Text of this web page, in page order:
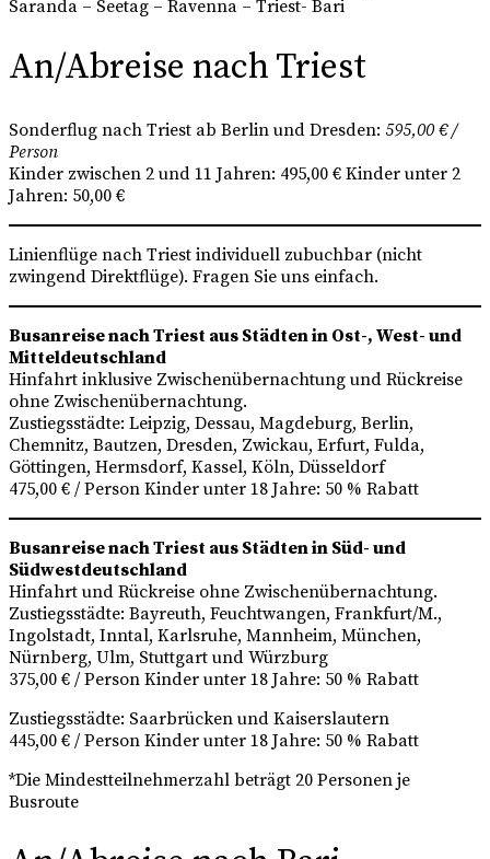
Saranda – Seetag – Ravenna – Triest- Bari
An/Abreise nach Triest
Sonderflug nach Triest ab Berlin und Dresden: 595,00 € /
Person
Kinder zwischen 2 und 11 Jahren: 495,00 € Kinder unter 2
Jahren: 50,00 €
Linienflüge nach Triest individuell zubuchbar (nicht
zwingend Direktflüge). Fragen Sie uns einfach.
Busanreise nach Triest aus Städten in Ost-, West- und
Mitteldeutschland
Hinfahrt inklusive Zwischenübernachtung und Rückreise
ohne Zwischenübernachtung.
Zustiegsstädte: Leipzig, Dessau, Magdeburg, Berlin,
Chemnitz, Bautzen, Dresden, Zwickau, Erfurt, Fulda,
Göttingen, Hermsdorf, Kassel, Köln, Düsseldorf
475,00 € / Person Kinder unter 18 Jahre: 50 % Rabatt
Busanreise nach Triest aus Städten in Süd- und
Südwestdeutschland
Hinfahrt und Rückreise ohne Zwischenübernachtung.
Zustiegsstädte: Bayreuth, Feuchtwangen, Frankfurt/M.,
Ingolstadt, Inntal, Karlsruhe, Mannheim, München,
Nürnberg, Ulm, Stuttgart und Würzburg
375,00 € / Person Kinder unter 18 Jahre: 50 % Rabatt
Zustiegsstädte: Saarbrücken und Kaiserslautern
445,00 € / Person Kinder unter 18 Jahre: 50 % Rabatt
*Die Mindestteilnehmerzahl beträgt 20 Personen je
Busroute